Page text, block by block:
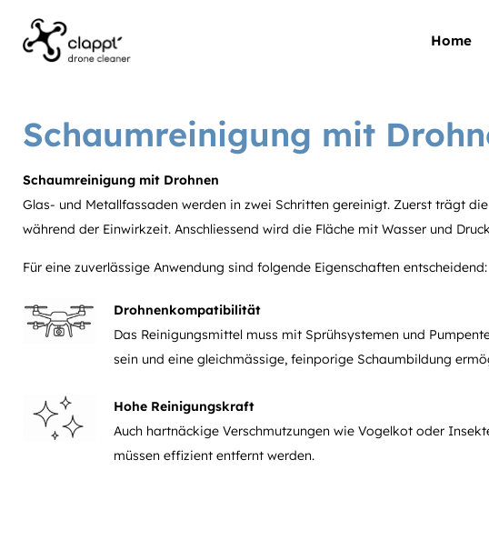
Home
Schaumreinigung mit
Schaumreinigung mit Drohnen
Glas- und Metallfassaden werden in zwei Schritten gereinigt. Zuerst trägt
während der Einwirkzeit. Anschliessend wird die Fläche mit Wasser und
Für eine zuverlässige Anwendung sind folgende Eigenschaften entscheidend:
Drohnenkompatibilität
Das Reinigungsmittel muss mit Sprühsystemen und
sein und eine gleichmässige, feinporige Schaumbildung
Hohe Reinigungskraft
Auch hartnäckige Verschmutzungen wie Vogelkot oder
müssen effizient entfernt werden.